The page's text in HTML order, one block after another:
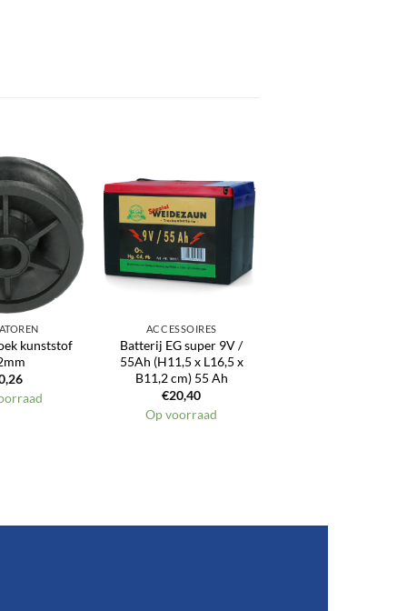
Toevoegen
aan
verlanglijst
kunststof
Toevoegen
verlanglijst
ACCESSOIRES
Batterij EG super 9V /
55Ah (H11,5 x L16,5 x
B11,2 cm) 55 Ah
€20,40
Op voorraad